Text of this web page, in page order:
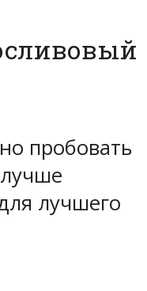
пробовать
лучшего